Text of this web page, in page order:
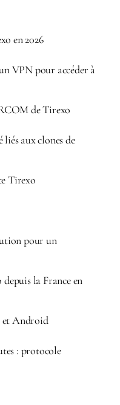
en 2026
VPN pour accéder à
de Tirexo
liés aux clones de
Tirexo
pour un
la France en
et Android
: protocole